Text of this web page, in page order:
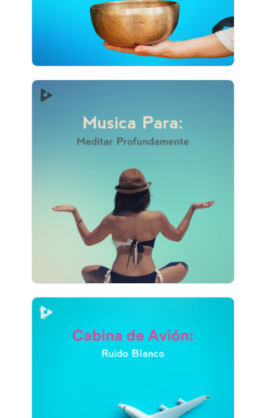
1,970 seguidores
Música Para: Meditar
Profundamente
Información
Jugar
1,862 seguidores
Cabina de Avión: Ruido
Blanco
Jugar